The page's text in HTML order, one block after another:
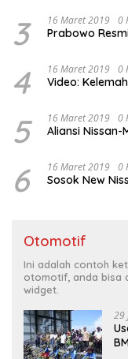
3 16 Maret 2019 0
Prabowo
4 16 Maret 2019 0
Video:
5 16 Maret 2019 0
Aliansi Nissan-
6 16 Maret 2019 0
Sosok New
Otomotif
Ini adalah contoh
otomotif, anda bisa
widget.
29